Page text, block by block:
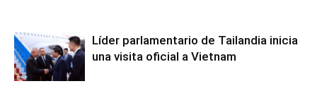
Líder parlamentario de Tailandia inicia
una visita oficial a Vietnam